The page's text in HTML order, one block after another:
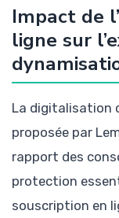
Impact de
ligne sur
La digitalisation
proposée par
rapport des
protection
souscription en